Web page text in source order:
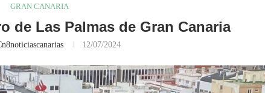
GRAN CANARIA
de Las Palmas de Gran Canaria
12/07/2024